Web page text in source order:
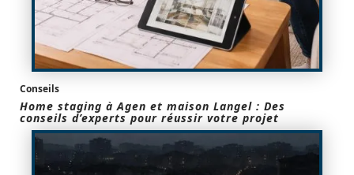
Conseils
Home staging à Agen et maison Langel : Des
conseils d’experts pour réussir votre projet